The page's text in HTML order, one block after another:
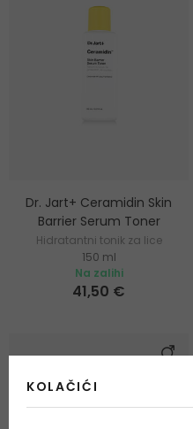
Dr. Jart+ Ceramidin Skin
Barrier Serum Toner
Hidratantni tonik za lice
150 ml
Na zalihi
41,50 €
KOLAČIĆI